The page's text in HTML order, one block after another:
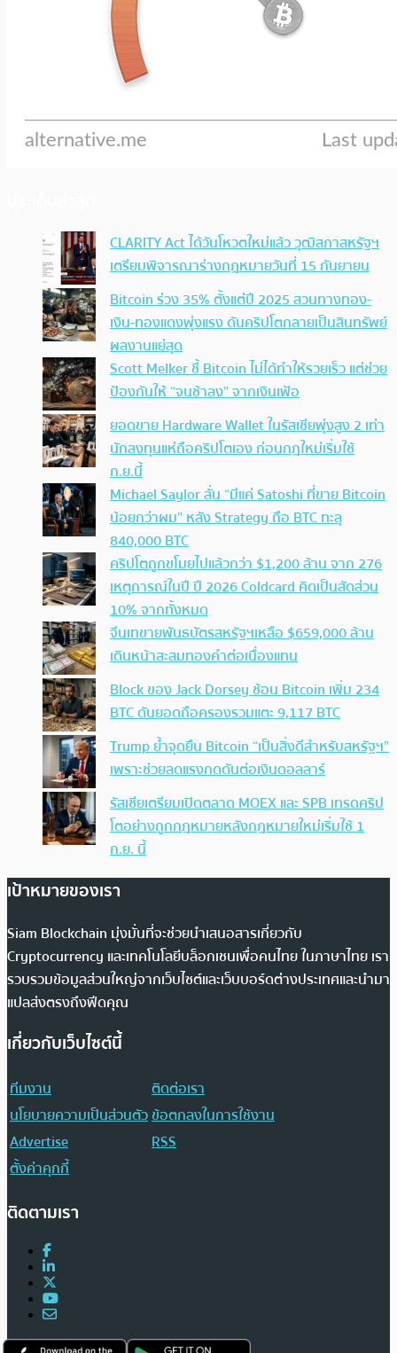
CLARITY Act ได้วันโหวตใหม่แล้ว วุฒิสภาสหรัฐฯ
เตรียมพิจารณาร่างกฎหมายวันที่ 15 กันยายน
Bitcoin ร่วง 35% ตั้งแต่ปี 2025 สวนทางทอง-
เงิน-ทองแดงพุ่งแรง ดันคริปโตกลายเป็นสินทรัพย์
ผลงานแย่สุด
Scott Melker ชี้ Bitcoin ไม่ได้ทำให้รวยเร็ว แต่ช่วย
ป้องกันให้ “จนช้าลง” จากเงินเฟ้อ
ยอดขาย Hardware Wallet ในรัสเซียพุ่งสูง 2 เท่า
นักลงทุนแห่ถือคริปโตเอง ก่อนกฎใหม่เริ่มใช้
ก.ย.นี้
Michael Saylor ลั่น “มีแค่ Satoshi ที่ขาย Bitcoin
น้อยกว่าผม” หลัง Strategy ถือ BTC ทะลุ
840,000 BTC
คริปโตถูกขโมยไปแล้วกว่า $1,200 ล้าน จาก 276
เหตุการณ์ในปี ปี 2026 Coldcard คิดเป็นสัดส่วน
10% จากทั้งหมด
จีนเทขายพันธบัตรสหรัฐฯเหลือ $659,000 ล้าน
เดินหน้าสะสมทองคำต่อเนื่องแทน
Block ของ Jack Dorsey ช้อน Bitcoin เพิ่ม 234
BTC ดันยอดถือครองรวมแตะ 9,117 BTC
Trump ย้ำจุดยืน Bitcoin “เป็นสิ่งดีสำหรับสหรัฐฯ”
เพราะช่วยลดแรงกดดันต่อเงินดอลลาร์
รัสเซียเตรียมเปิดตลาด MOEX และ SPB เทรดคริป
โตอย่างถูกกฎหมายหลังกฎหมายใหม่เริ่มใช้ 1
ก.ย. นี้
เป้าหมายของเรา
Siam Blockchain มุ่งมั่นที่จะช่วยนำเสนอสารเกี่ยวกับ
Cryptocurrency และเทคโนโลยีบล็อกเชนเพื่อคนไทย ในภาษาไทย เรา
รวบรวมข้อมูลส่วนใหญ่จากเว็บไซต์และเว็บบอร์ดต่างประเทศและนำมา
แปลส่งตรงถึงฟีดคุณ
เกี่ยวกับเว็บไซต์นี้
ทีมงาน
ติดต่อเรา
นโยบายความเป็นส่วนตัวข้อตกลงในการใช้งาน
Advertise
RSS
ตั้งค่าคุกกี้
ติดตามเรา